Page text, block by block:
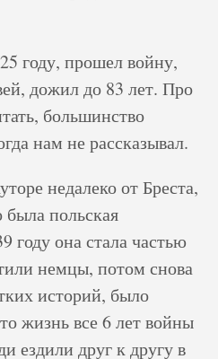
году, прошел войну,
дожил до 83 лет. Про
большинство
нам не рассказывал.
недалеко от Бреста,
была польская
году она стала частью
немцы, потом снова
историй, было
жизнь все 6 лет войны
ездили друг к другу в